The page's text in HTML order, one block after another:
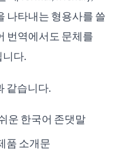
나타내는 형용사를 쓸
번역에서도 문체를
다.
같습니다.
운 한국어 존댓말
품 소개문